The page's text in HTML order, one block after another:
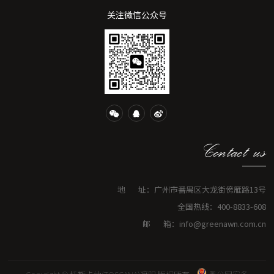
关注微信公众号
Contact us
地 址：广州市番禺区大龙街傍雁路13号
全国热线：400-8833-608
邮 箱：info@greenawn.com.cn